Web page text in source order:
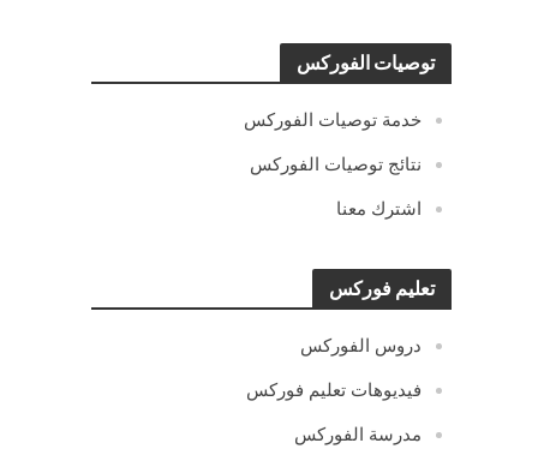
توصيات الفوركس
خدمة توصيات الفوركس
نتائج توصيات الفوركس
اشترك معنا
تعليم فوركس
دروس الفوركس
فيديوهات تعليم فوركس
مدرسة الفوركس